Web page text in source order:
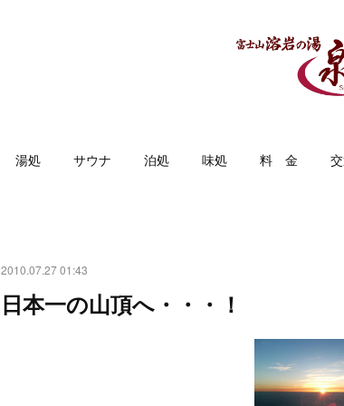
湯処 サウナ 泊処 味処 料 金
2010.07.27 01:43
日本一の山頂へ・・・！